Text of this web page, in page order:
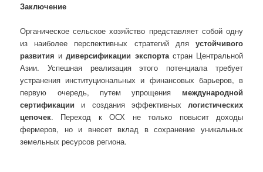
Заключение
Органическое сельское хозяйство представляет собой одну
из наиболее перспективных стратегий для устойчивого
развития идиверсификации экспортастран Центральной
Азии. Успешная реализация этого потенциала требует
устранения институциональных и финансовых барьеров, в
первую очередь, путем упрощения международной
сертификации и создания эффективных логистических
цепочек. Переход к ОСХ не только повысит доходы
фермеров, но и внесет вклад в сохранение уникальных
земельных ресурсов региона.